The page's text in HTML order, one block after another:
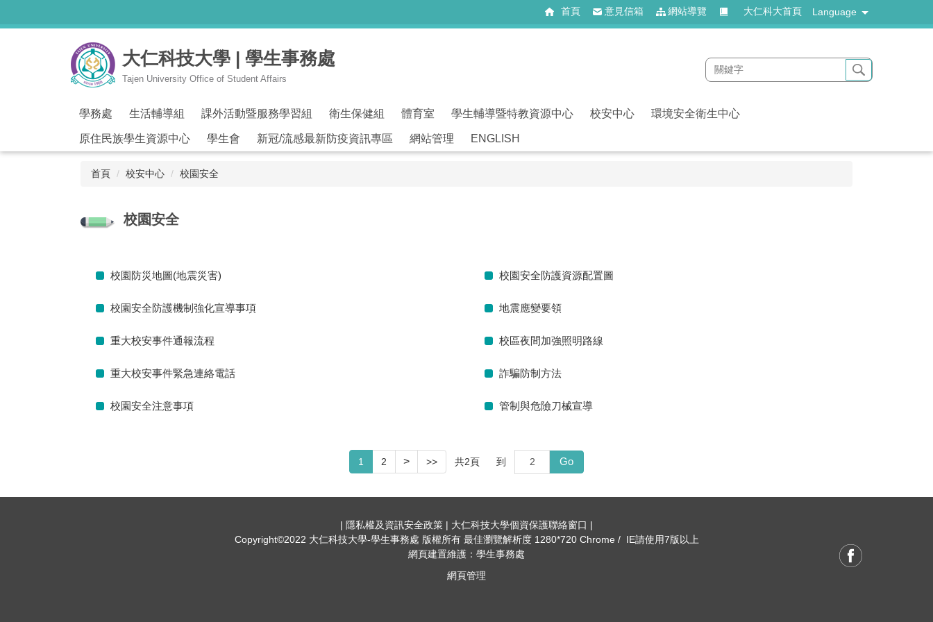
大仁科技大學 | 學生事務處
Tajen University Office of Student Affairs
首頁 意見信箱 網站導覽 大仁科大首頁 Language
學務處 生活輔導組 課外活動暨服務學習組 衛生保健組 體育室 學生輔導暨特教資源中心 校安中心 環境安全衛生中心
原住民族學生資源中心 學生會 新冠/流感最新防疫資訊專區 網站管理 ENGLISH
首頁 校安中心 校園安全
校園安全
校園防災地圖(地震災害) 校園安全防護資源配置圖
校園安全防護機制強化宣導事項 地震應變要領
重大校安事件通報流程 校區夜間加強照明路線
重大校安事件緊急連絡電話 詐騙防制方法
校園安全注意事項 管制與危險刀械宣導
1 2 > >> 共2頁 到 Go
| 隱私權及資訊安全政策 | 大仁科技大學個資保護聯絡窗口 |
Copyright©2022 大仁科技大學-學生事務處 版權所有 最佳瀏覽解析度 1280*720 Chrome / IE請使用7版以上
網頁建置維護：學生事務處
網頁管理